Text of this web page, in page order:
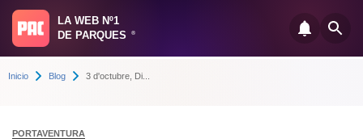
LA WEB Nº1
DE PARQUES
®
Inicio Blog 3 d'octubre, Di...
PORTAVENTURA